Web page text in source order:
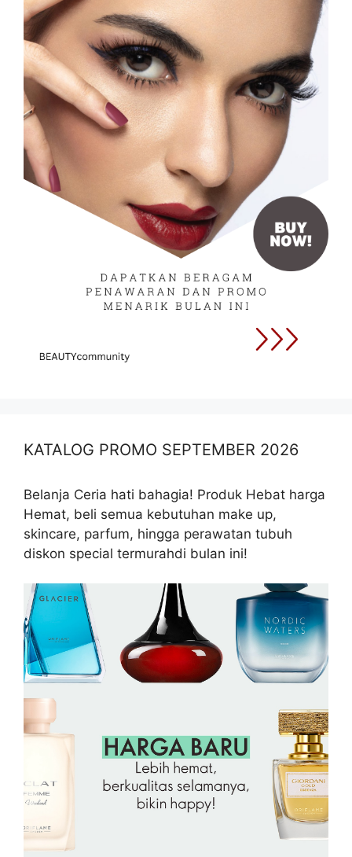
KATALOG PROMO SEPTEMBER 2026
Belanja Ceria hati bahagia! Produk Hebat harga
Hemat, beli semua kebutuhan make up,
skincare, parfum, hingga perawatan tubuh
diskon special termurahdi bulan ini!